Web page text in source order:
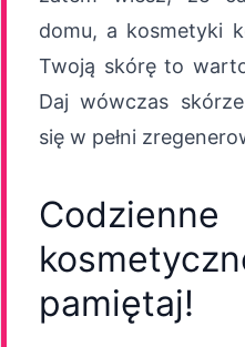
domu, a kosmetyki
Twoją skórę to
Daj wówczas
się w pełni
pamiętaj!